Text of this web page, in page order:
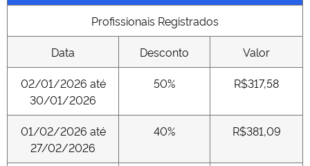
Profissionais Registrados
Data Desconto Valor
02/01/2026 até
30/01/2026
50% R$317,58
01/02/2026 até
27/02/2026
40% R$381,09